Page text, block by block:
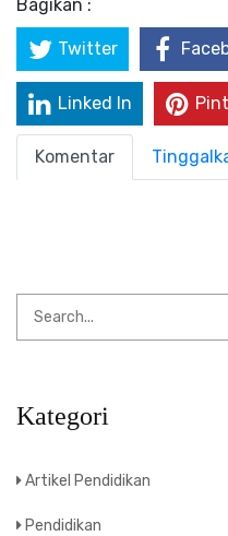
Bagikan :
Twitter
Linked In
Komentar
Kategori
Artikel Pendidikan
Pendidikan